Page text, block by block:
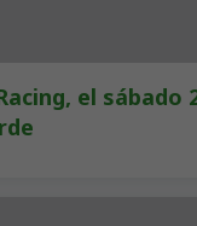
el sábado